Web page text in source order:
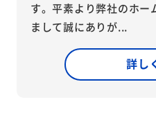
す。平素より弊社のホー
まして誠にありが...
詳し